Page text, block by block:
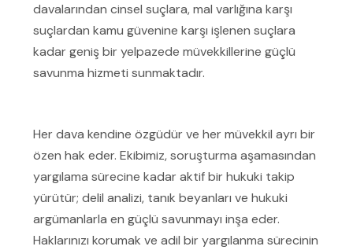
davalarından cinsel suçlara, mal varlığına karşı
suçlardan kamu güvenine karşı işlenen suçlara
kadar geniş bir yelpazede müvekkillerine güçlü
savunma hizmeti sunmaktadır.
Her dava kendine özgüdür ve her müvekkil ayrı bir
özen hak eder. Ekibimiz, soruşturma aşamasından
yargılama sürecine kadar aktif bir hukuki takip
yürütür; delil analizi, tanık beyanları ve hukuki
argümanlarla en güçlü savunmayı inşa eder.
Haklarınızı korumak ve adil bir yargılanma sürecinin